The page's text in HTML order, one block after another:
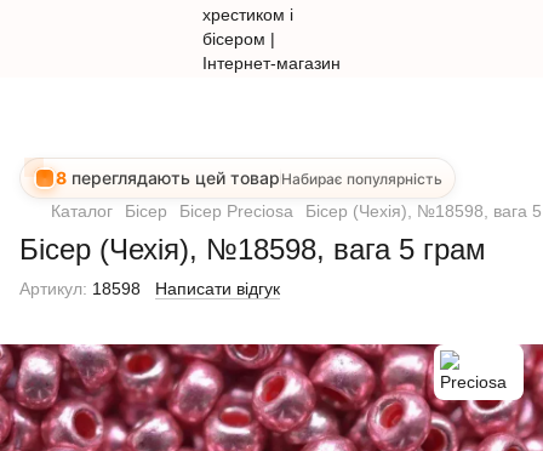
8 переглядають цей товар Набирає популярність
Каталог Бісер Бісер Preciosa Бісер (Чехія), №18598, вага
Бісер (Чехія), №18598, вага 5 грам
Артикул: 18598 Написати відгук